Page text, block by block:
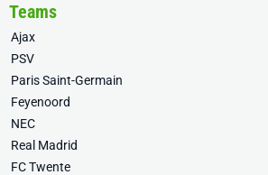
Teams
Ajax
PSV
Paris Saint-Germain
Feyenoord
NEC
Real Madrid
FC Twente